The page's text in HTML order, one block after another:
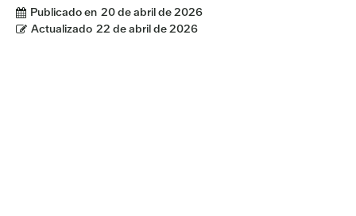
Publicado en 20 de abril de 2026
Actualizado 22 de abril de 2026